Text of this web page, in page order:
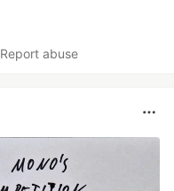
Report abuse